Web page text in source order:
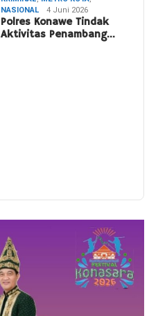
NASIONAL
4 Juni 2026
Polres Konawe Tindak
Aktivitas Penambang…